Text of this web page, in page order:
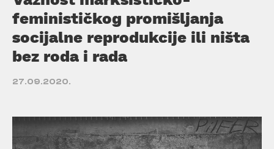
feminističkog promišljanja
socijalne reprodukcije ili ništa
bez roda i rada
27.09.2020.